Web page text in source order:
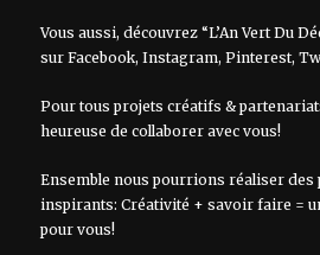
Vous aussi, découvrez “L’An Vert Du
sur Facebook, Instagram, Pinterest,
Pour tous projets créatifs &
heureuse de collaborer avec vous!
Ensemble nous pourrions réaliser
inspirants: Créativité + savoir faire =
pour vous!